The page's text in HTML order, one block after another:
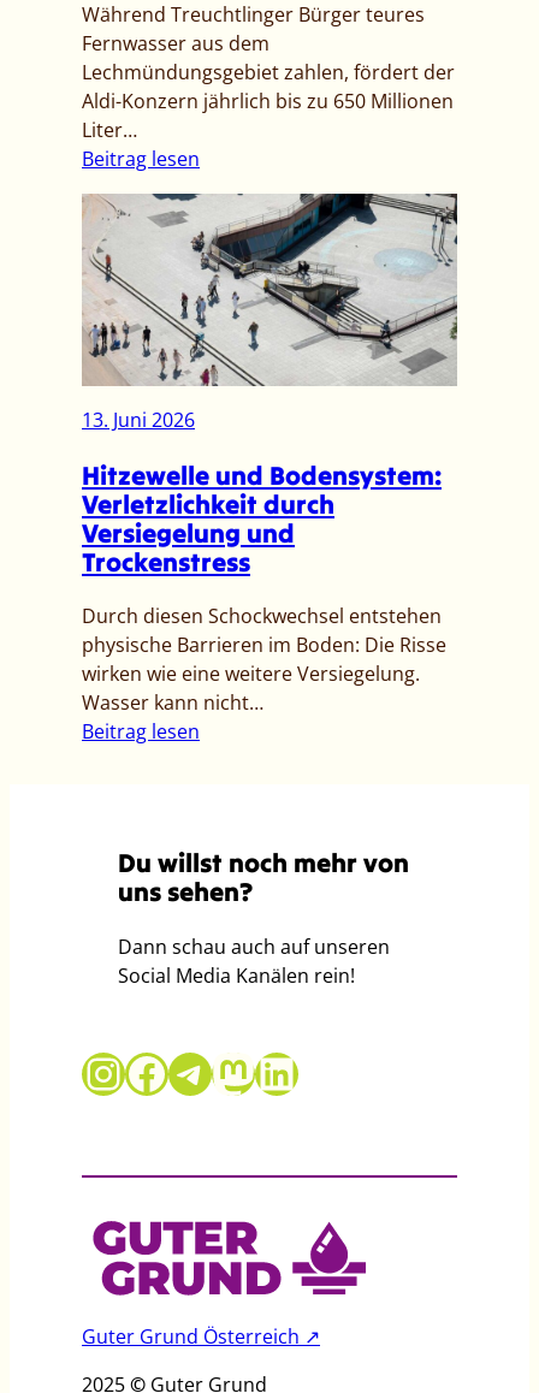
e
:
F
e
t
n
a
h
m
e
n
b
a
s
s
e
n
o
t
r
u
2
n
g
V
o
a
n
ü
n
d
i
g
u
Während Treuchtlinger Bürger teures
Fernwasser aus dem
Lechmündungsgebiet zahlen, fördert der
Aldi-Konzern jährlich bis zu 650 Millionen
Liter…
Beitrag lesen
m
g
e
h
ö
r
n
s
e
r
a
s
s
e
r
e
u
c
h
i
n
K
a
m
f
13. Juni 2026
Hitzewelle und Bodensystem:
Verletzlichkeit durch
Versiegelung und
Trockenstress
Durch diesen Schockwechsel entstehen
physische Barrieren im Boden: Die Risse
wirken wie eine weitere Versiegelung.
Wasser kann nicht…
Beitrag lesen
e
w
l
l
u
n
e
n
s
s
Du willst noch mehr von
uns sehen?
Dann schau auch auf unseren
Social Media Kanälen rein!
Guter Grund auf Instagram
Guter Grund auf Facebook
Telegram
Mastodon
LinkedIn
Guter Grund Österreich ↗
2025© Guter Grund